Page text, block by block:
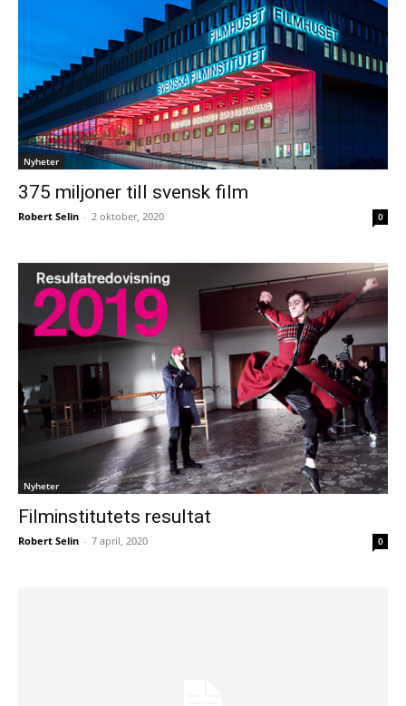
Nyheter
375 miljoner till svensk film
Robert Selin - 2 oktober, 2020 0
Nyheter
Filminstitutets resultat
Robert Selin - 7 april, 2020 0